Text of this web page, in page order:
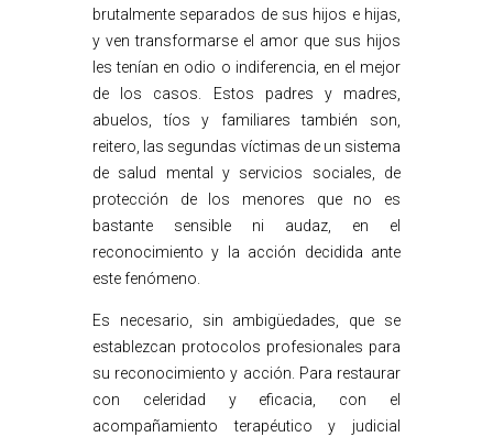
brutalmente separados de sus hijos e hijas,
y ven transformarse el amor que sus hijos
les tenían en odio o indiferencia, en el mejor
de los casos. Estos padres y madres,
abuelos, tíos y familiares también son,
reitero, las segundas víctimas de un sistema
de salud mental y servicios sociales, de
protección de los menores que no es
bastante sensible ni audaz, en el
reconocimiento y la acción decidida ante
este fenómeno.
Es necesario, sin ambigüedades, que se
establezcan protocolos profesionales para
su reconocimiento y acción. Para restaurar
con celeridad y eficacia, con el
acompañamiento terapéutico y judicial